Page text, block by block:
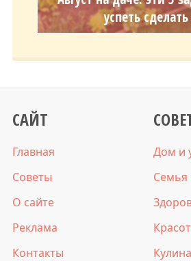
успеть
САЙТ
Главная
Советы
О сайте
Реклама
Контакты
Дом и
Семья